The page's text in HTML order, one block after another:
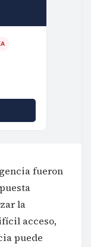
fueron
la
acceso,
puede